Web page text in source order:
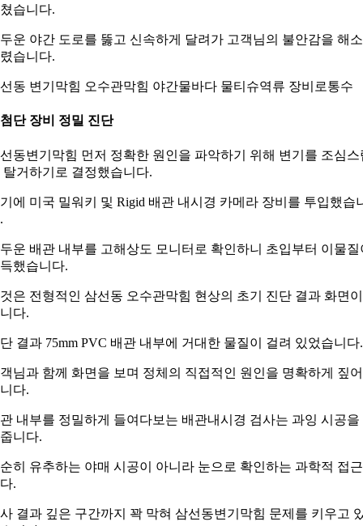
습니다.
운 야간 도로를 뚫고 신속하게 달려가 고객님의 불안감을 해
습니다.
동 변기막힘 오수관막힘 야간물바다 물티슈역류 장비로통수
단 장비 정밀 진단
동변기막힘 먼저 정확한 원인을 파악하기 위해 변기를 조심스
탈거하기로 결정했습니다.
에 미국 밀워키 및 Rigid 배관 내시경 카메라 장비를 투입했습
운 배관 내부를 고해상도 모니터로 확인하니 초입부터 이물질
했습니다.
은 전형적인 삼선동 오수관막힘 현상의 초기 진단 결과 화면
다.
결과 75mm PVC 배관 내부에 거대한 물질이 걸려 있었습니다.
님과 함께 화면을 보며 정체의 직접적인 원인을 명확하게 짚
다.
내부를 정밀하게 들여다보는 배관내시경 검사는 과잉 시공을
니다.
히 유추하는 야매 시공이 아니라 눈으로 확인하는 과학적 접
.
결과 깊은 구간까지 꽉 막혀 삼선동변기막힘 문제를 키우고